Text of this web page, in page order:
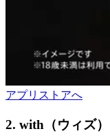
アプリストアへ
2. with（ウィズ）